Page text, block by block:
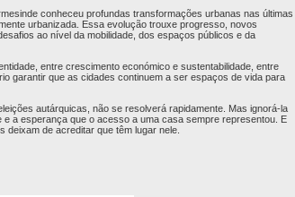
conheceu profundas transformações urbanas nas últimas
urbanizada. Essa evolução trouxe progresso, novos
ao nível da mobilidade, dos espaços públicos e da
entre crescimento económico e sustentabilidade, entre
garantir que as cidades continuem a ser espaços de vida para
autárquicas, não se resolverá rapidamente. Mas ignorá-la
a esperança que o acesso a uma casa sempre representou. E
de acreditar que têm lugar nele.